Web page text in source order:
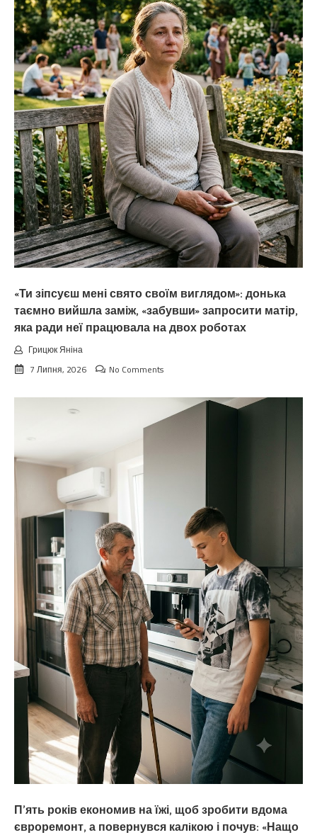
«Ти зіпсуєш мені свято своїм виглядом»: донька
таємно вийшла заміж, «забувши» запросити матір,
яка ради неї працювала на двох роботах
Грицюк Яніна
7 Липня, 2026
No Comments
П’ять років економив на їжі, щоб зробити вдома
євроремонт, а повернувся калiкою і почув: «Нащо